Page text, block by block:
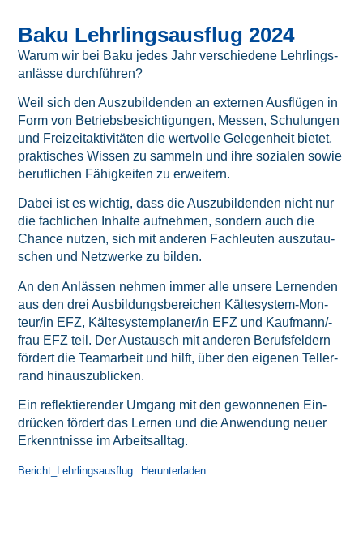
Baku Lehr­lings­aus­flug 2024
War­um wir bei Baku jedes Jahr ver­schie­de­ne Lehr­lings­
an­läs­se durchführen?
Weil sich den Aus­zu­bil­den­den an exter­nen Aus­flü­gen in
Form von Betriebs­be­sich­ti­gun­gen, Mes­sen, Schu­lun­gen
und Frei­zeit­ak­ti­vi­tä­ten die wert­vol­le Gele­gen­heit bie­tet,
prak­ti­sches Wis­sen zu sam­meln und ihre sozia­len sowie
beruf­li­chen Fähig­kei­ten zu erweitern.
Dabei ist es wich­tig, dass die Aus­zu­bil­den­den nicht nur
die fach­li­chen Inhal­te auf­neh­men, son­dern auch die
Chan­ce nut­zen, sich mit ande­ren Fach­leu­ten aus­zu­tau­
schen und Netz­wer­ke zu bilden.
An den Anläs­sen neh­men immer alle unse­re Ler­nen­den
aus den drei Aus­bil­dungs­be­rei­chen Käl­te­sys­tem-Mon­
teur/in EFZ, Kältesystemplaner/in EFZ und Kauf­man­n/-
frau EFZ teil. Der Aus­tausch mit ande­ren Berufs­fel­dern
för­dert die Team­ar­beit und hilft, über den eige­nen Tel­ler­
rand hinauszublicken.
Ein reflek­tie­ren­der Umgang mit den gewon­ne­nen Ein­
drü­cken för­dert das Ler­nen und die Anwen­dung neu­er
Erkennt­nis­se im Arbeitsalltag.
Bericht_Lehrlingsausflug Her­un­ter­la­den